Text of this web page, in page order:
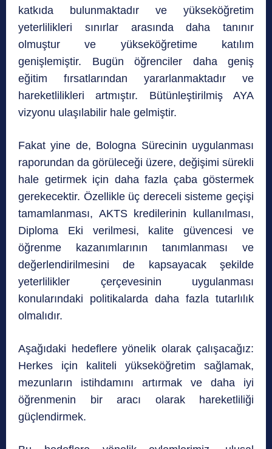
katkıda bulunmaktadır ve yükseköğretim
yeterlilikleri sınırlar arasında daha tanınır
olmuştur ve yükseköğretime katılım
genişlemiştir. Bugün öğrenciler daha geniş
eğitim fırsatlarından yararlanmaktadır ve
hareketlilikleri artmıştır. Bütünleştirilmiş AYA
vizyonu ulaşılabilir hale gelmiştir.
Fakat yine de, Bologna Sürecinin uygulanması
raporundan da görüleceği üzere, değişimi sürekli
hale getirmek için daha fazla çaba göstermek
gerekecektir. Özellikle üç dereceli sisteme geçişi
tamamlanması, AKTS kredilerinin kullanılması,
Diploma Eki verilmesi, kalite güvencesi ve
öğrenme kazanımlarının tanımlanması ve
değerlendirilmesini de kapsayacak şekilde
yeterlilikler çerçevesinin uygulanması
konularındaki politikalarda daha fazla tutarlılık
olmalıdır.
Aşağıdaki hedeflere yönelik olarak çalışacağız:
Herkes için kaliteli yükseköğretim sağlamak,
mezunların istihdamını artırmak ve daha iyi
öğrenmenin bir aracı olarak hareketliliği
güçlendirmek.